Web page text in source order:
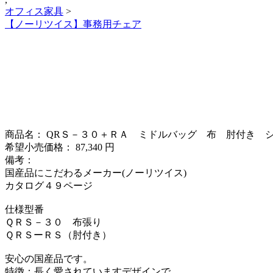
オフィス家具 >
【ノーリツイス】事務用チェア
商品名： QRＳ－３０＋ＲＡ ミドルバッグ 布 肘付き シ
希望小売価格： 87,340 円
備考：
国産品にこだわるメーカー(ノーリツイス)
カタログ４９ページ
仕様型番
ＱＲＳ－３０ 布張り
ＱＲＳーＲＳ（肘付き）
安心の国産品です。